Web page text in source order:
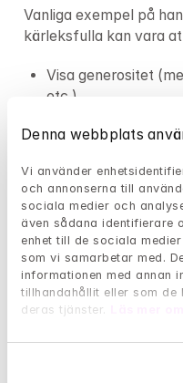
Denna webbplats
Vi använder
och annonserna till
sociala medier och
även sådana identifierare
enhet till de sociala
som vi samarbetar med.
informationen med annan
tillhandahållit eller som de
deras tjänster.
Vanliga exempel på
kärleksfulla kan vara
Visa generositet
etc.).
möta dessa.
Visa stöd och vara
en.
Planera in
Vara närvarande
intresserad.
Prata om minnen.
Ge varandra
Olycklig kärlek
Kärlek kan också göra